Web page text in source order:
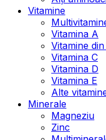
Vitamine
Vitamina A
Vitamine
Vitamina C
Vitamina D
Vitamina E
Alte
Minerale
Magneziu
Zinc